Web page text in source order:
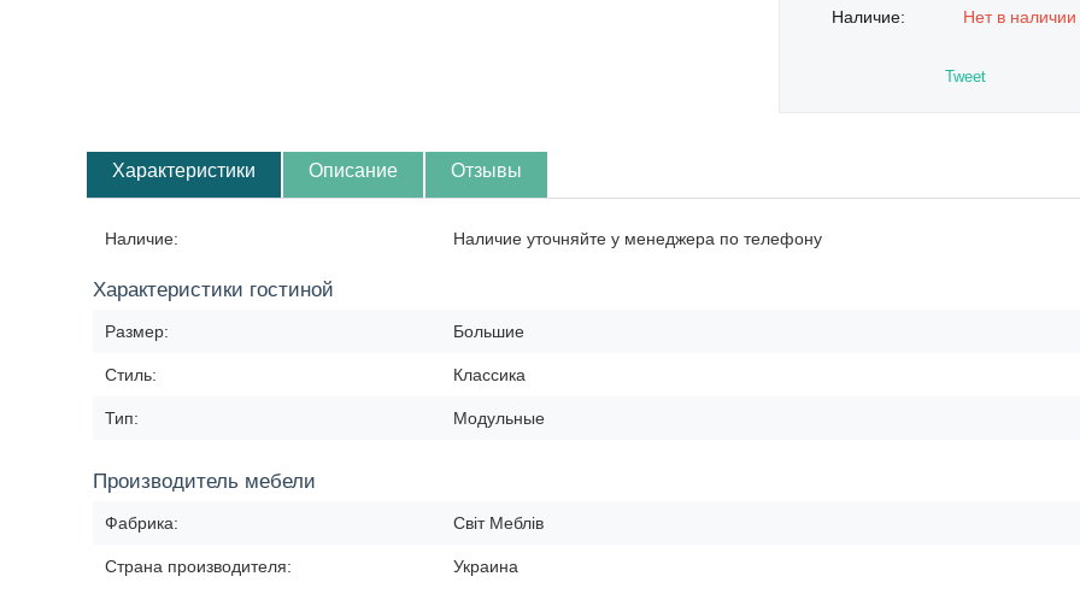
Наличие:
Нет в наличии
Tweet
Характеристики Описание Отзывы
Наличие: Наличие уточняйте у менеджера по телефону
Характеристики гостиной
Размер: Большие
Стиль: Классика
Тип: Модульные
Производитель мебели
Фабрика: Світ Меблів
Страна производителя: Украина